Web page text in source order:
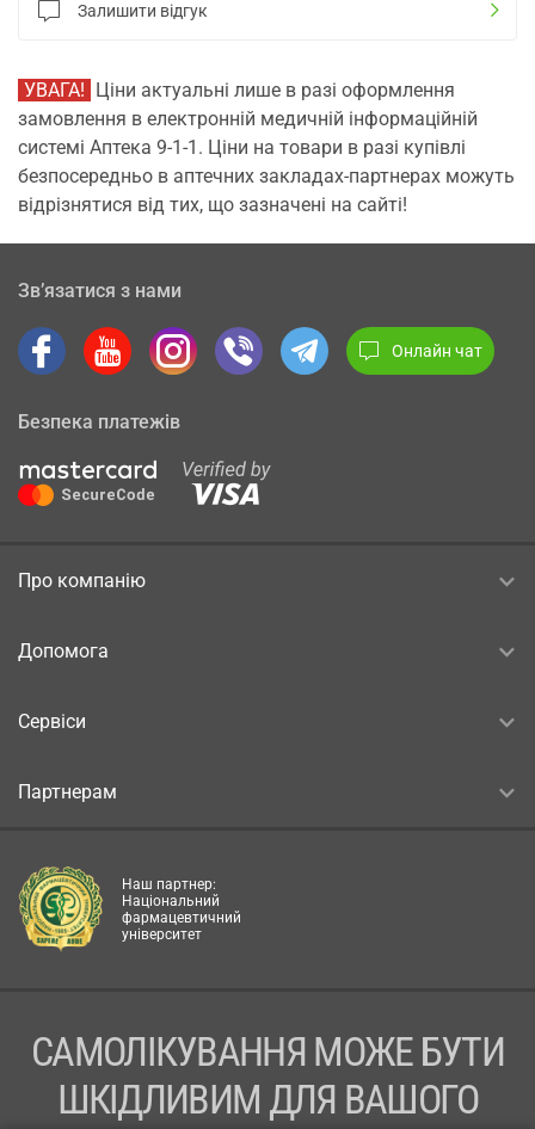
Залишити відгук
УВАГА! Ціни актуальні лише в разі оформлення
замовлення в електронній медичній інформаційній
системі Аптека 9-1-1. Ціни на товари в разі купівлі
безпосередньо в аптечних закладах-партнерах можуть
відрізнятися від тих, що зазначені на сайті!
Зв’язатися з нами
Онлайн чат
Безпека платежів
Про компанію
Допомога
Сервіси
Партнерам
Наш партнер:
Національний
фармацевтичний
університет
САМОЛІКУВАННЯ МОЖЕ БУТИ
ШКІДЛИВИМ ДЛЯ ВАШОГО